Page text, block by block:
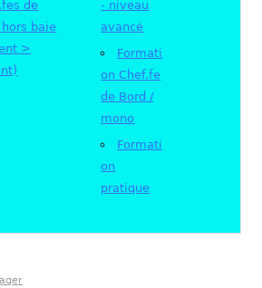
de
hors baie
>
- niveau
avancé
Formati
on Chef.fe
de Bord /
mono
Formati
on
pratique